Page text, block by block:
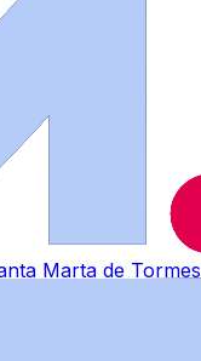
Marta de Tormes